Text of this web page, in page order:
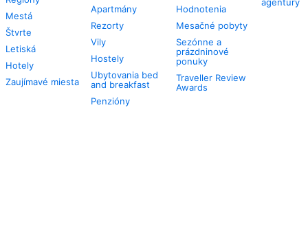
Mestá
Štvrte
Letiská
Hotely
Zaujímavé miesta
Apartmány
Rezorty
Vily
Hostely
Ubytovania bed
and breakfast
Penzióny
Hodnotenia
Mesačné pobyty
Sezónne a
prázdninové
ponuky
Traveller Review
Awards